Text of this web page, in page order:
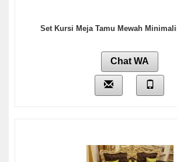
Set Kursi Meja Tamu Mewah
Chat WA